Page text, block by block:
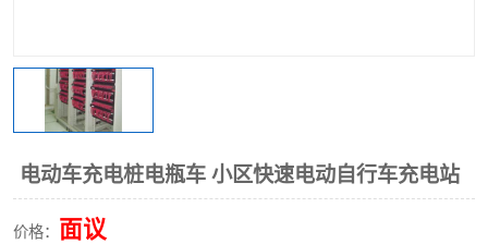
电动车充电桩电瓶车 小区快速电动自行车充电站
价格： 面议